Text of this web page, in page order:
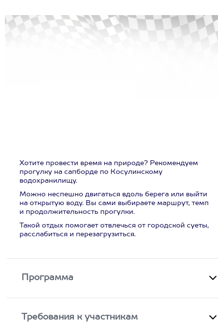
Хотите провести время на природе? Рекомендуем
прогулку на сапборде по Косулинскому
водохранилищу.
Можно неспешно двигаться вдоль берега или выйти
на открытую воду. Вы сами выбираете маршрут, темп
и продолжительность прогулки.
Такой отдых помогает отвлечься от городской суеты,
расслабиться и перезагрузиться.
Программа
Требования к участникам